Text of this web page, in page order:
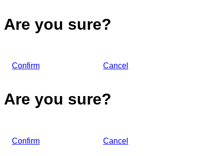
Are you sure?
Confirm Cancel
Are you sure?
Confirm Cancel